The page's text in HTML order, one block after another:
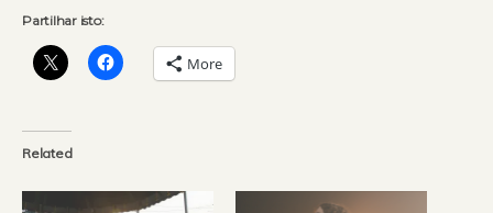
Partilhar isto:
More
Related